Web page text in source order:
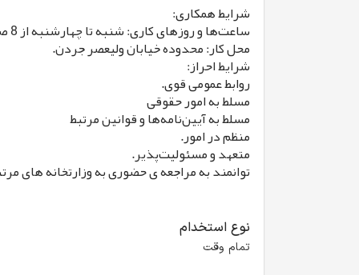
شرایط همکاری:
ساعت‌ها و روزهای کاری: شنبه تا چهارشنبه از 8 صبح تا 4:30 عصر؛ پنجشنبه‌ها از 8 صبح تا 2 ظهر.
محل کار: محدوده خیابان ولیعصر جردن.
شرایط احراز:
روابط عمومی قوی.
مسلط به امور حقوقی
مسلط به آیین‌نامه‌ها و قوانین مرتبط
منظم در امور.
متعهد و مسئولیت‌پذیر.
توانمند به مراجعه ی حضوری به وزارتخانه های
نوع استخدام
تمام وقت